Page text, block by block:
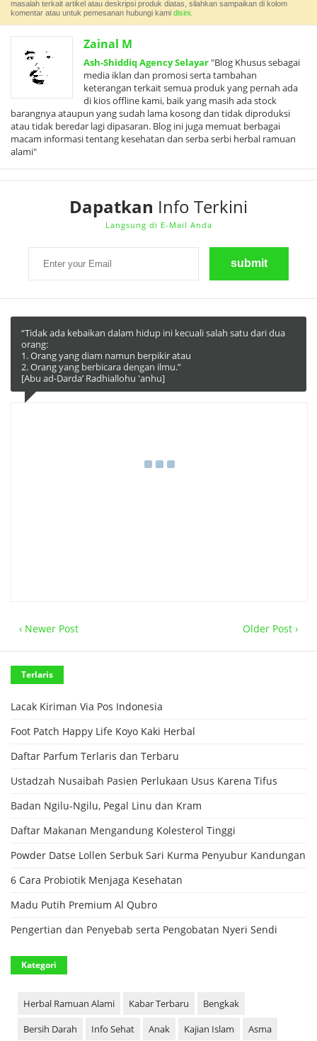
masalah terkait artikel atau deskripsi produk diatas, silahkan sampaikan di kolom
komentar atau untuk pemesanan hubungi kami disini.
Zainal M
Ash-Shiddiq Agency Selayar"Blog Khusus sebagai
media iklan dan promosi serta tambahan
keterangan terkait semua produk yang pernah ada
di kios offline kami, baik yang masih ada stock
barangnya ataupun yang sudah lama kosong dan tidak diproduksi
atau tidak beredar lagi dipasaran. Blog ini juga memuat berbagai
macam informasi tentang kesehatan dan serba serbi herbal ramuan
alami"
Dapatkan Info Terkini
Langsung di E-Mail Anda
“Tidak ada kebaikan dalam hidup ini kecuali salah satu dari dua
orang:
1. Orang yang diam namun berpikir atau
2. Orang yang berbicara dengan ilmu.”
[Abu ad-Darda’ Radhiallohu 'anhu]
‹ Newer Post Older Post ›
Terlaris
Lacak Kiriman Via Pos Indonesia
Foot Patch Happy Life Koyo Kaki Herbal
Daftar Parfum Terlaris dan Terbaru
Ustadzah Nusaibah Pasien Perlukaan Usus Karena Tifus
Badan Ngilu-Ngilu, Pegal Linu dan Kram
Daftar Makanan Mengandung Kolesterol Tinggi
Powder Datse Lollen Serbuk Sari Kurma Penyubur Kandungan
6 Cara Probiotik Menjaga Kesehatan
Madu Putih Premium Al Qubro
Pengertian dan Penyebab serta Pengobatan Nyeri Sendi
Kategori
Herbal Ramuan Alami Kabar Terbaru
Bengkak
Bersih Darah
Info Sehat Anak Kajian Islam
Asma